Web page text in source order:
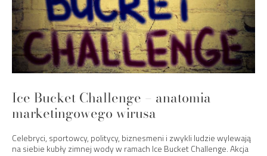
Ice Bucket Challenge – anatomia
marketingowego wirusa
Celebryci, sportowcy, politycy, biznesmeni i zwykli ludzie wylewają
na siebie kubły zimnej wody w ramach Ice Bucket Challenge. Akcja